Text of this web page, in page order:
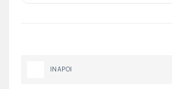
INAPOI